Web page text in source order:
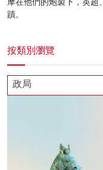
蹟。
按類別瀏覽
政局